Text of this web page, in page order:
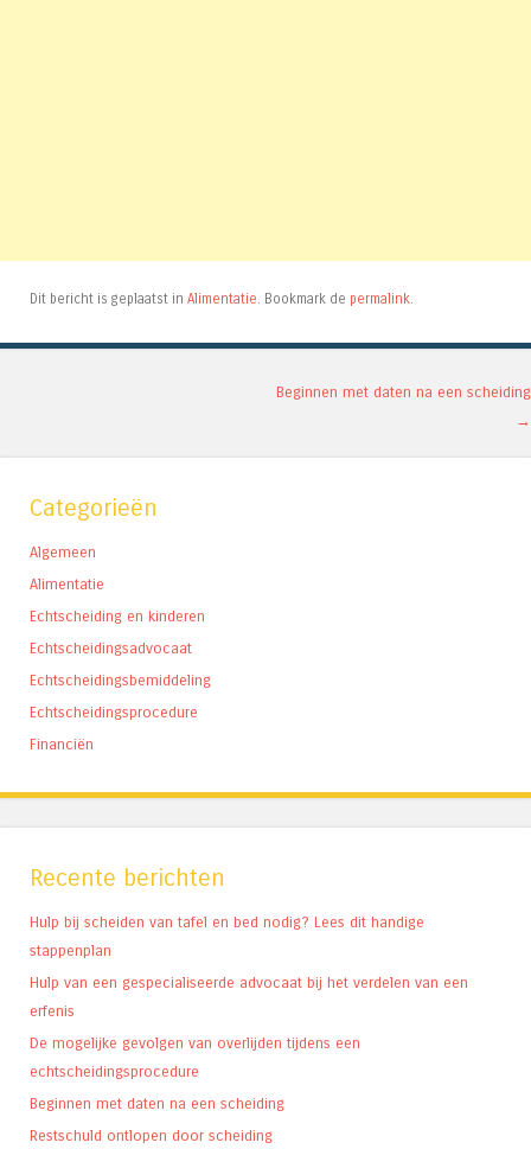
Dit bericht is geplaatst in Alimentatie. Bookmark de permalink.
Beginnen met daten na een scheiding
→
Categorieën
Algemeen
Alimentatie
Echtscheiding en kinderen
Echtscheidingsadvocaat
Echtscheidingsbemiddeling
Echtscheidingsprocedure
Financiën
Recente berichten
Hulp bij scheiden van tafel en bed nodig? Lees dit handige
stappenplan
Hulp van een gespecialiseerde advocaat bij het verdelen van een
erfenis
De mogelijke gevolgen van overlijden tijdens een
echtscheidingsprocedure
Beginnen met daten na een scheiding
Restschuld ontlopen door scheiding